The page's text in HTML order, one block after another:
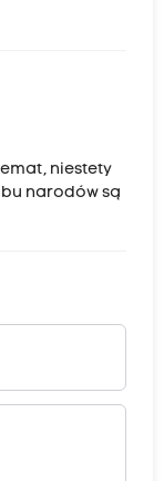
niestety
narodów są